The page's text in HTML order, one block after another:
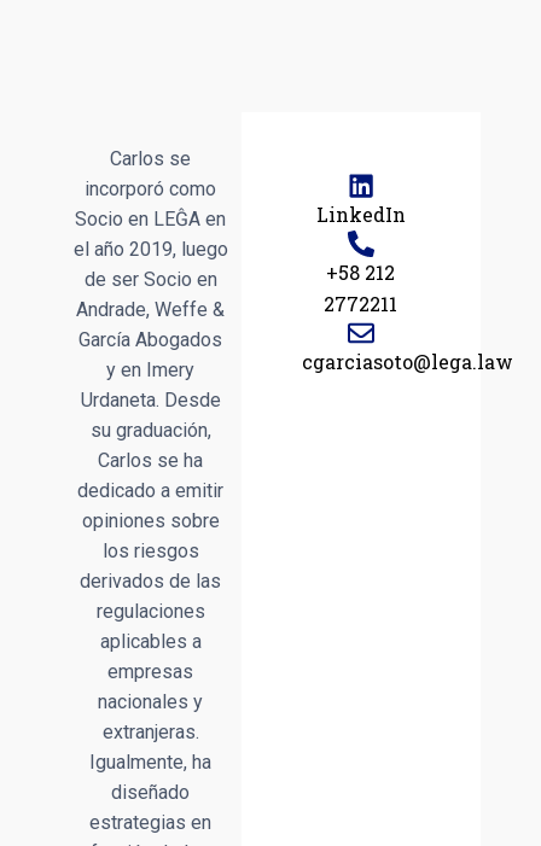
Carlos se
incorporó como
Socio en LEĜA en
el año 2019, luego
de ser Socio en
Andrade, Weffe &
García Abogados
y en Imery
Urdaneta. Desde
su graduación,
Carlos se ha
dedicado a emitir
opiniones sobre
los riesgos
derivados de las
regulaciones
aplicables a
empresas
nacionales y
extranjeras.
Igualmente, ha
diseñado
estrategias en
LinkedIn
+58 212
2772211
cgarciasoto@lega.law